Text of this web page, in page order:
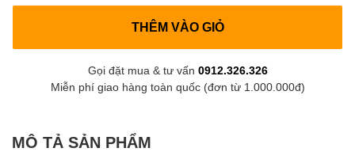
THÊM VÀO GIỎ
Gọi đặt mua & tư vấn 0912.326.326
Miễn phí giao hàng toàn quốc (đơn từ 1.000.000đ)
MÔ TẢ SẢN PHẨM